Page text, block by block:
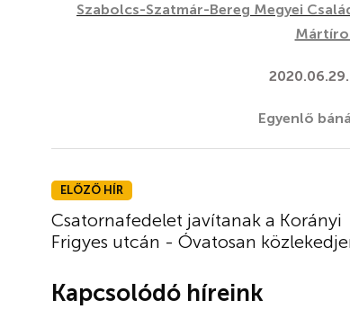
Szabolcs-Szatmár-Bereg Megyei
Egyenlő
ELŐZŐ HÍR
Csatornafedelet javítanak a Korányi
Frigyes utcán - Óvatosan
Kapcsolódó híreink